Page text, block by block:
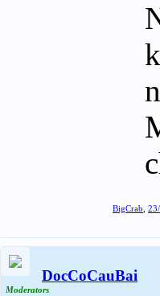
BigCrab
DocCoCauBai
Moderators